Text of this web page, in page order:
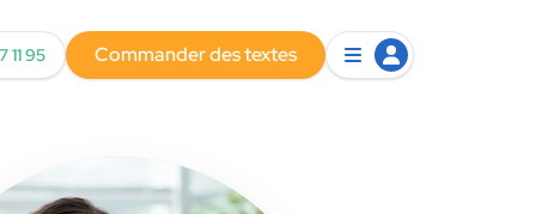
11 95 Commander des textes